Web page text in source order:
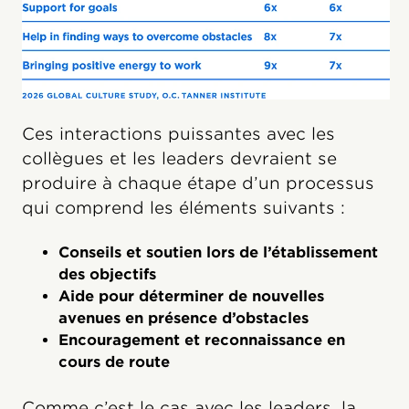
Ces interactions puissantes avec les
collègues et les leaders devraient se
produire à chaque étape d’un processus
qui comprend les éléments suivants :
Conseils et soutien lors de l’établissement
des objectifs
Aide pour déterminer de nouvelles
avenues en présence d’obstacles
Encouragement et reconnaissance en
cours de route